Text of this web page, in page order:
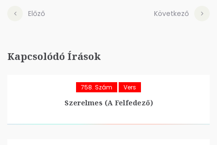
Előző Következő
Kapcsolódó Írások
758. Szám Vers
Szerelmes (A Felfedező)